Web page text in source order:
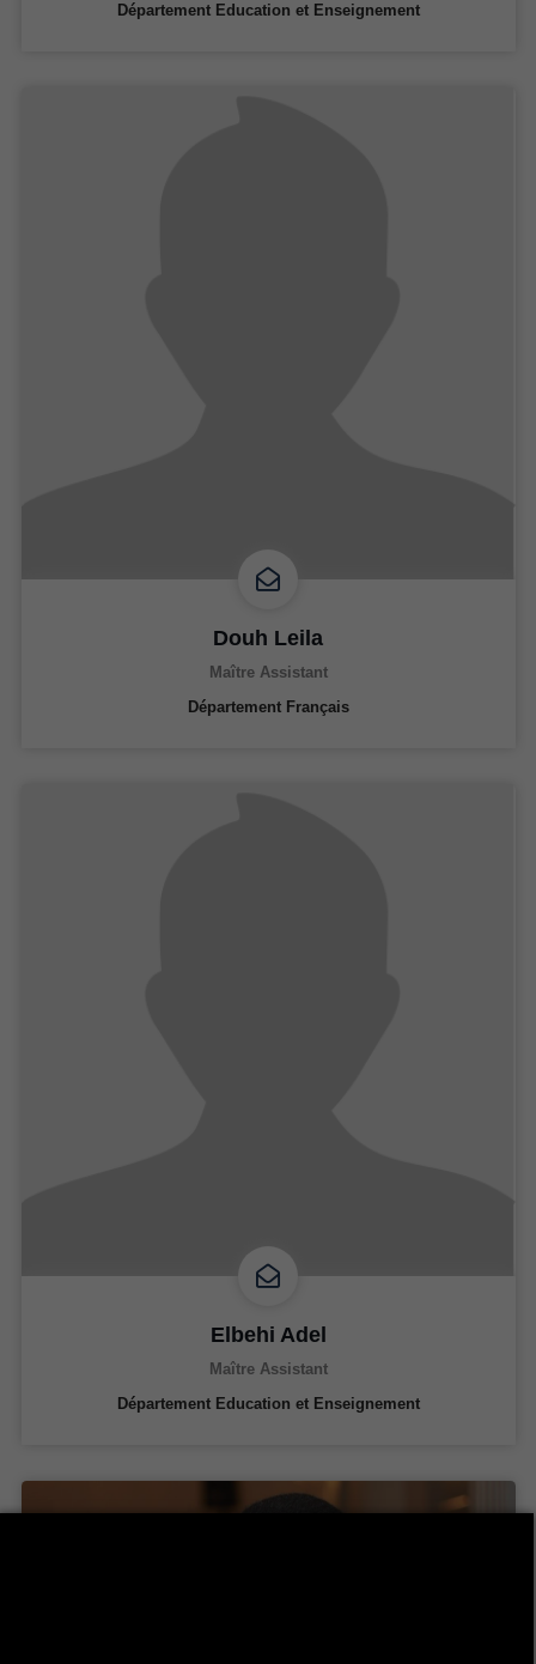
Département Education et Enseignement
Douh Leila
Maître Assistant
Département Français
Elbehi Adel
Maître Assistant
Département Education et Enseignement